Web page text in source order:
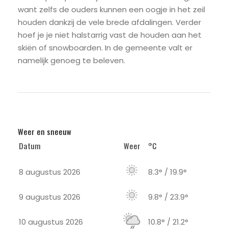
want zelfs de ouders kunnen een oogje in het zeil
houden dankzij de vele brede afdalingen. Verder
hoef je je niet halstarrig vast de houden aan het
skiën of snowboarden. In de gemeente valt er
namelijk genoeg te beleven.
Weer en sneeuw
Datum
Weer °C
8 augustus 2026 8.3° / 19.9°
9 augustus 2026 9.8° / 23.9°
10 augustus 2026 10.8° / 21.2°